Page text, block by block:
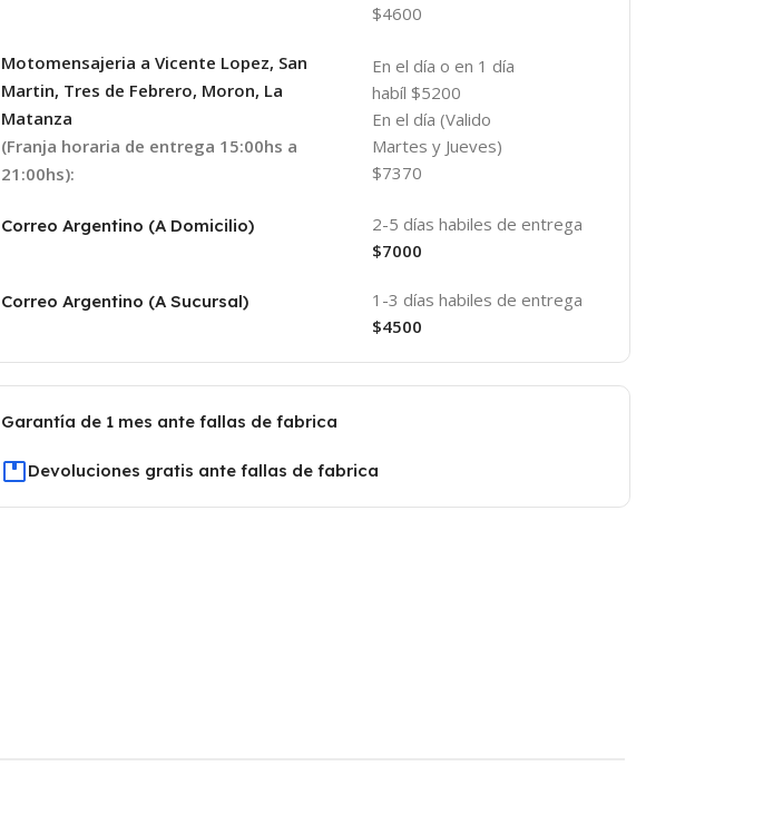
$4600
Motomensajeria a Vicente Lopez, San
Martin, Tres de Febrero, Moron, La
Matanza
(Franja horaria de entrega 15:00hs a
21:00hs):
En el día o en 1 día
habíl $5200
En el día (Valido
Martes y Jueves)
$7370
Correo Argentino (A Domicilio)
2-5 días habiles de entrega
$7000
Correo Argentino (A Sucursal)
1-3 días habiles de entrega
$4500
Garantía de 1 mes ante fallas de fabrica
Devoluciones gratis ante fallas de fabrica